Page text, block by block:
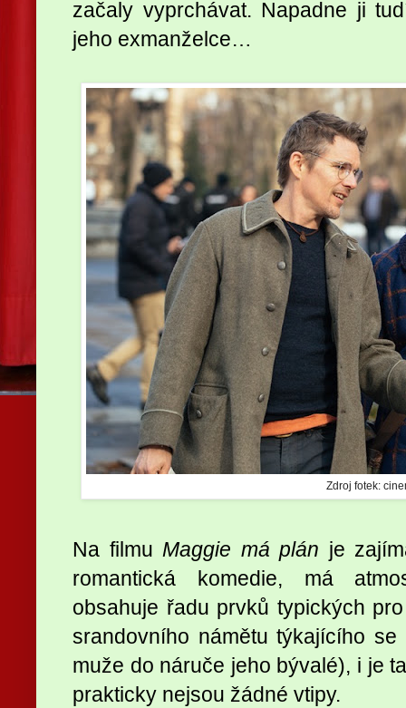
začaly vyprchávat. Napadne ji
jeho exmanželce…
Zdroj fotek:
Na filmuMaggie má plán je
romantická komedie, má
obsahuje řadu prvků typických
srandovního námětu týkajícího
muže do náruče jeho bývalé), i je
prakticky nejsou žádné vtipy.